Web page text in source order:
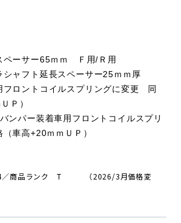
ペーサー65ｍｍ Ｆ用/Ｒ用
ャフト延長スペーサー25ｍｍ厚
ロントコイルスプリングに変更 同
Ｐ）
ンパー装着車用フロントコイルスプリ
車高+20ｍｍＵＰ）
／商品ランク T （2026/3月価格変